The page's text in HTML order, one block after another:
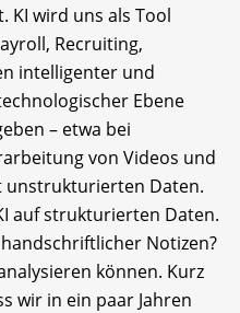
KI wird uns als Tool
Recruiting,
intelligenter und
Ebene
– etwa bei
von Videos und
unstrukturierten Daten.
auf strukturierten Daten.
Notizen?
können. Kurz
wir in ein paar Jahren